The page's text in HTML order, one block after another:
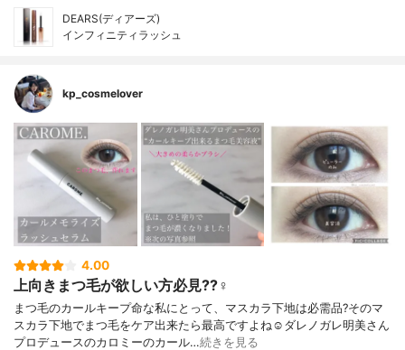
DEARS(ディアーズ)
インフィニティラッシュ
kp_cosmelover
4.00
上向きまつ毛が欲しい方必見??‍♀️
まつ毛のカールキープ命な私にとって、マスカラ下地は必需品?そのマ
スカラ下地でまつ毛をケア出来たら最高ですよね☺️ダレノガレ明美さん
プロデュースのカロミーのカール…続きを見る